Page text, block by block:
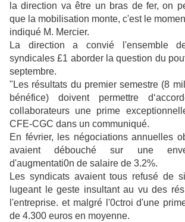
la direction va être un bras de fer, on
que la mobilisation monte, c'est le
indiqué M. Mercier.
La direction a convié l'ensemble
syndicales £1 aborder la question du
septembre.
"Les résultats du premier semestre (8
bénéfice) doivent permettre
collaborateurs une prime
CFE-CGC dans un communiqué.
En février, les négociations annuelles
avaient débouché sur une
d'augmentati0n de salaire de 3.2%.
Les syndicats avaient tous refusé de
lugeant le geste insultant au vu des
l'entreprise. et malgré l'0ctroi d'une
de 4.300 euros en moyenne.